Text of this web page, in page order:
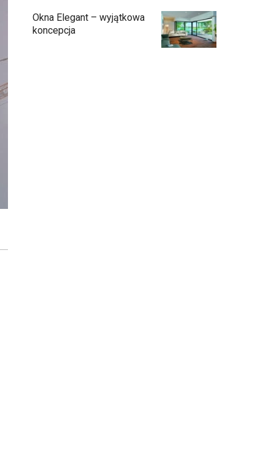
Okna Elegant – wyjątkowa
koncepcja